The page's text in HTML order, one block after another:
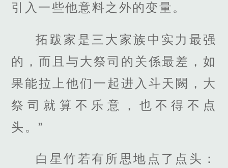
引入一些他意料之外的变量。
拓跋家是三大家族中实力最强
的，而且与大祭司的关係最差，如
果能拉上他们一起进入斗天闕，大
祭司就算不乐意，也不得不点
头。”
白星竹若有所思地点了点头：